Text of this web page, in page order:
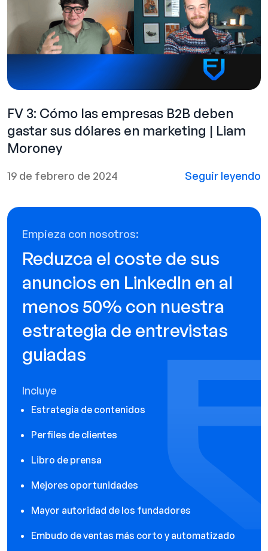
FV 3: Cómo las empresas B2B deben
gastar sus dólares en marketing | Liam
Moroney
19 de febrero de 2024 Seguir leyendo
Empieza con nosotros:
Reduzca el coste de sus
anuncios en LinkedIn en al
menos 50% con nuestra
estrategia de entrevistas
guiadas
Incluye
Estrategia de contenidos
Perfiles de clientes
Libro de prensa
Mejores oportunidades
Mayor autoridad de los fundadores
Embudo de ventas más corto y automatizado